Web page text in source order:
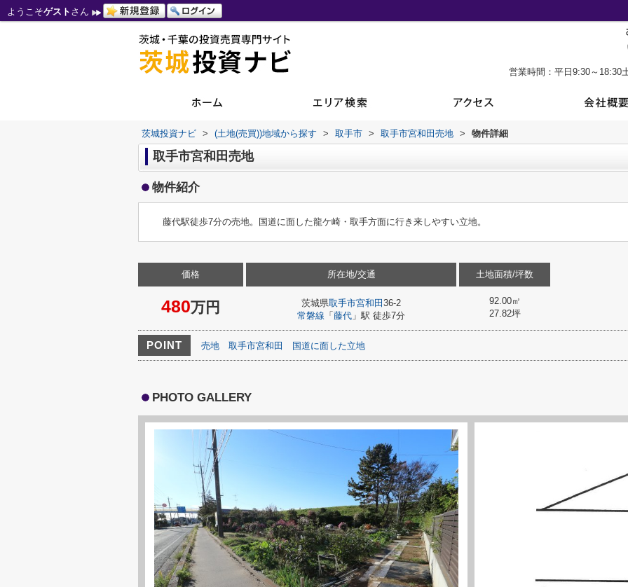
ようこそゲスト さん
営業時間：平日9:30～18:30
茨城投資ナビ > (土地(売買))地域から探す > 取手市 > 取手市宮和田売地 > 物件詳細
取手市宮和田売地
物件紹介
藤代駅徒歩7分の売地。国道に面した龍ケ崎・取手方面に行き来しやすい立地。
価格
480万円
所在地/交通
茨城県取手市宮和田 36-2
常磐線 「 藤代 」駅 徒歩7分
土地面積/坪数
92.00㎡
27.82坪
POINT 売地 取手市宮和田 国道に面した立地
PHOTO GALLERY